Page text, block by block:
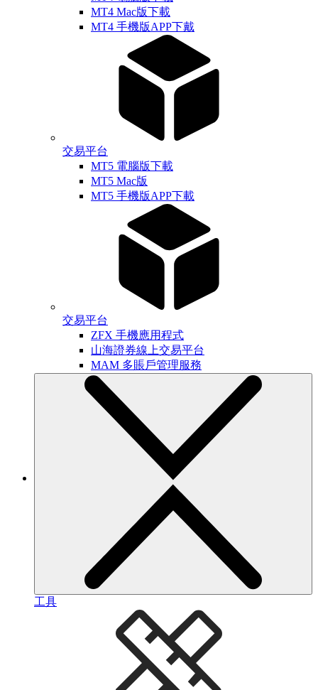
MT4 Mac版下載
MT4 手機版APP下戴
交易平台
MT5 電腦版下載
MT5 Mac版
MT5 手機版APP下載
交易平台
ZFX 手機應用程式
山海證券線上交易平台
MAM 多賬戶管理服務
工具